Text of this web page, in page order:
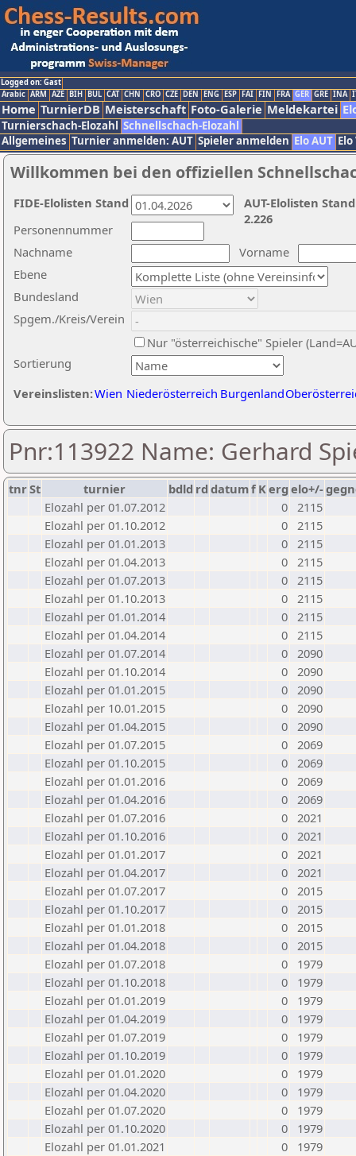
Logged on: Gast
Arabic ARM AZE BIH BUL CAT CHN CRO CZE DEN ENG ESP FAI FIN FRA GER GRE INA
Home TurnierDB Meisterschaft Foto-Galerie Meldekartei
Turnierschach-Elozahl Schnellschach-Elozahl
Allgemeines Turnier anmelden: AUT Spieler anmelden Elo AUT
Willkommen bei den offiziellen
Nachname
Vorname
Ebene
Sortierung
Personennummer
Bundesland
Spgem./Kreis/Verein
Nur "österreichische" Spieler
Vereinslisten:Wien Niederösterreich Burgenland
AUT-Elolisten
2.226
FIDE-Elolisten Stand
Pnr:113922 Name: Gerhard
tnrSt turnier bdld rd datumf Kerg elo+/-
Elozahl per 01.07.2012
0 2115
Elozahl per 01.10.2012
0 2115
Elozahl per 01.01.2013
0 2115
Elozahl per 01.04.2013
0 2115
Elozahl per 01.07.2013
0 2115
Elozahl per 01.10.2013
0 2115
Elozahl per 01.01.2014
0 2115
Elozahl per 01.04.2014
0 2115
Elozahl per 01.07.2014
0 2090
Elozahl per 01.10.2014
0 2090
Elozahl per 01.01.2015
0 2090
Elozahl per 10.01.2015
0 2090
Elozahl per 01.04.2015
0 2090
Elozahl per 01.07.2015
0 2069
Elozahl per 01.10.2015
0 2069
Elozahl per 01.01.2016
0 2069
Elozahl per 01.04.2016
0 2069
Elozahl per 01.07.2016
0 2021
Elozahl per 01.10.2016
0 2021
Elozahl per 01.01.2017
0 2021
Elozahl per 01.04.2017
0 2021
Elozahl per 01.07.2017
0 2015
Elozahl per 01.10.2017
0 2015
Elozahl per 01.01.2018
0 2015
Elozahl per 01.04.2018
0 2015
Elozahl per 01.07.2018
0
1979
Elozahl per 01.10.2018
0
1979
Elozahl per 01.01.2019
0
1979
Elozahl per 01.04.2019
0
1979
Elozahl per 01.07.2019
0
1979
Elozahl per 01.10.2019
0
1979
Elozahl per 01.01.2020
0
1979
Elozahl per 01.04.2020
0
1979
Elozahl per 01.07.2020
0
1979
Elozahl per 01.10.2020
0
1979
Elozahl per 01.01.2021
0
1979